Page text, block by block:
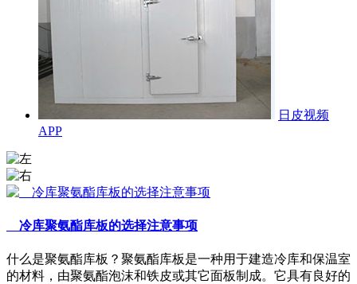
日皮视频
APP
冷库聚氨酯库板的选择注意事项
什么是聚氨酯库板？聚氨酯库板是一种用于建造冷库和保温室
的材料，由聚氨酯泡沫和铁皮或其它面板制成。它具有良好的